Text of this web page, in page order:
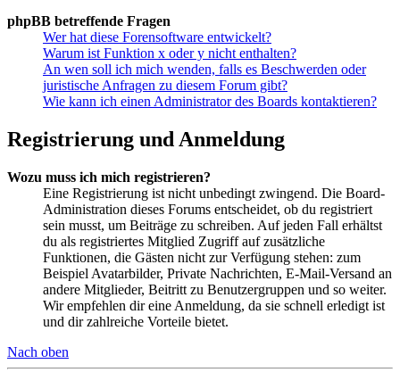
phpBB betreffende Fragen
Wer hat diese Forensoftware entwickelt?
Warum ist Funktion x oder y nicht enthalten?
An wen soll ich mich wenden, falls es Beschwerden oder
juristische Anfragen zu diesem Forum gibt?
Wie kann ich einen Administrator des Boards kontaktieren?
Registrierung und Anmeldung
Wozu muss ich mich registrieren?
Eine Registrierung ist nicht unbedingt zwingend. Die Board-
Administration dieses Forums entscheidet, ob du registriert
sein musst, um Beiträge zu schreiben. Auf jeden Fall erhältst
du als registriertes Mitglied Zugriff auf zusätzliche
Funktionen, die Gästen nicht zur Verfügung stehen: zum
Beispiel Avatarbilder, Private Nachrichten, E-Mail-Versand an
andere Mitglieder, Beitritt zu Benutzergruppen und so weiter.
Wir empfehlen dir eine Anmeldung, da sie schnell erledigt ist
und dir zahlreiche Vorteile bietet.
Nach oben